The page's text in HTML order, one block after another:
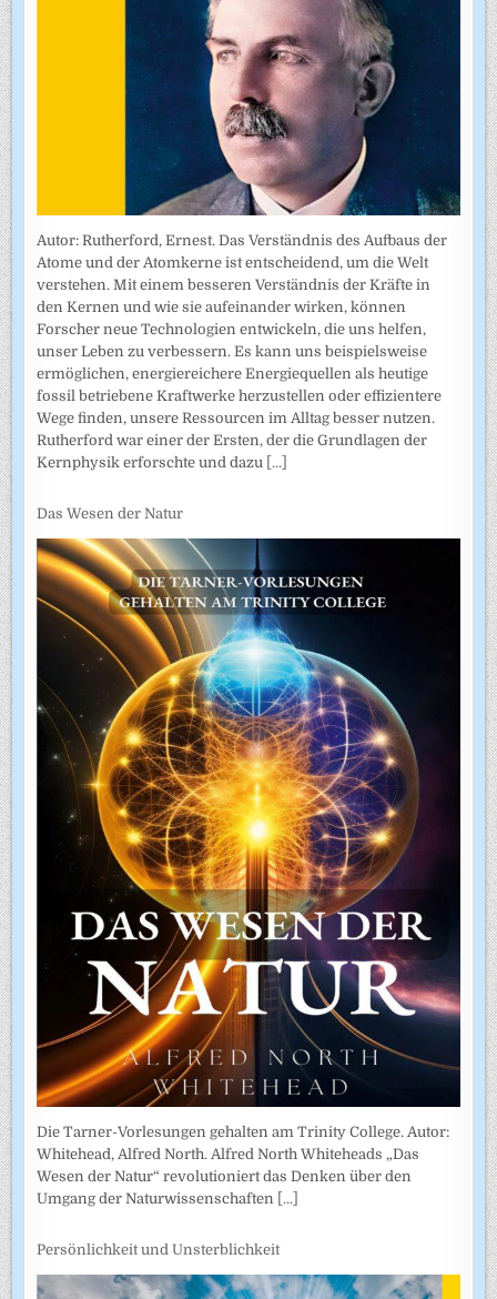
Autor: Rutherford, Ernest. Das Verständnis des Aufbaus der
Atome und der Atomkerne ist entscheidend, um die Welt
verstehen. Mit einem besseren Verständnis der Kräfte in
den Kernen und wie sie aufeinander wirken, können
Forscher neue Technologien entwickeln, die uns helfen,
unser Leben zu verbessern. Es kann uns beispielsweise
ermöglichen, energiereichere Energiequellen als heutige
fossil betriebene Kraftwerke herzustellen oder effizientere
Wege finden, unsere Ressourcen im Alltag besser nutzen.
Rutherford war einer der Ersten, der die Grundlagen der
Kernphysik erforschte und dazu [...]
Das Wesen der Natur
Die Tarner-Vorlesungen gehalten am Trinity College. Autor:
Whitehead, Alfred North. Alfred North Whiteheads „Das
Wesen der Natur“ revolutioniert das Denken über den
Umgang der Naturwissenschaften [...]
Persönlichkeit und Unsterblichkeit